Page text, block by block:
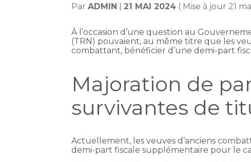
ParADMIN 21 MAI 2024 ( Mise à jour 21
À l’occasion d’une question au
(TRN) pouvaient, au même titre que les
combattant, bénéficier d’une demi-part
Majoration de
survivantes de
Actuellement, les veuves d’anciens
demi-part fiscale supplémentaire pour le